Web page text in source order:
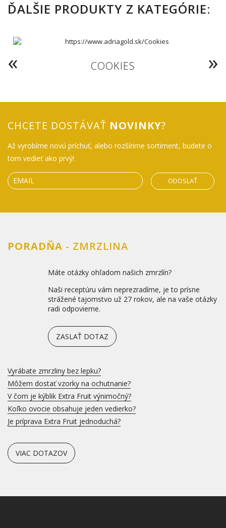
ĎALŠIE PRODUKTY Z KATEGÓRIE:
COOKIES
CHCETE DOSTÁVAŤ NOVINKY?
Až vyrobíme novú príchuť, alebo rozšírime sortiment, budete o
tom vedieť ako prvý!
ODOSLAŤ
PORADŇA - ZMRZLINA
Máte otázky ohľadom našich zmrzlín?
Naši receptúru vám neprezradíme, je to prísne
strážené tajomstvo už 27 rokov, ale na vaše otázky
radi odpovieme.
ZASLAŤ DOTAZ
Vyrábate zmrzliny bez lepku?
Môžem dostať vzorky na ochutnanie?
V čom je kýblik Extra Fruit výnimočný?
Koľko ovocie obsahuje jeden vedierko?
Je príprava Extra Fruit jednoduchá?
VIAC DOTAZOV